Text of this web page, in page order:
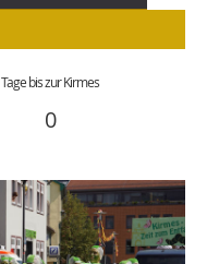
Tage bis zur Kirmes
0